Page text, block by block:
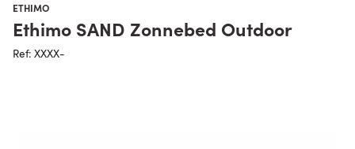
ETHIMO
Ethimo SAND Zonnebed Outdoor
Ref: XXXX-